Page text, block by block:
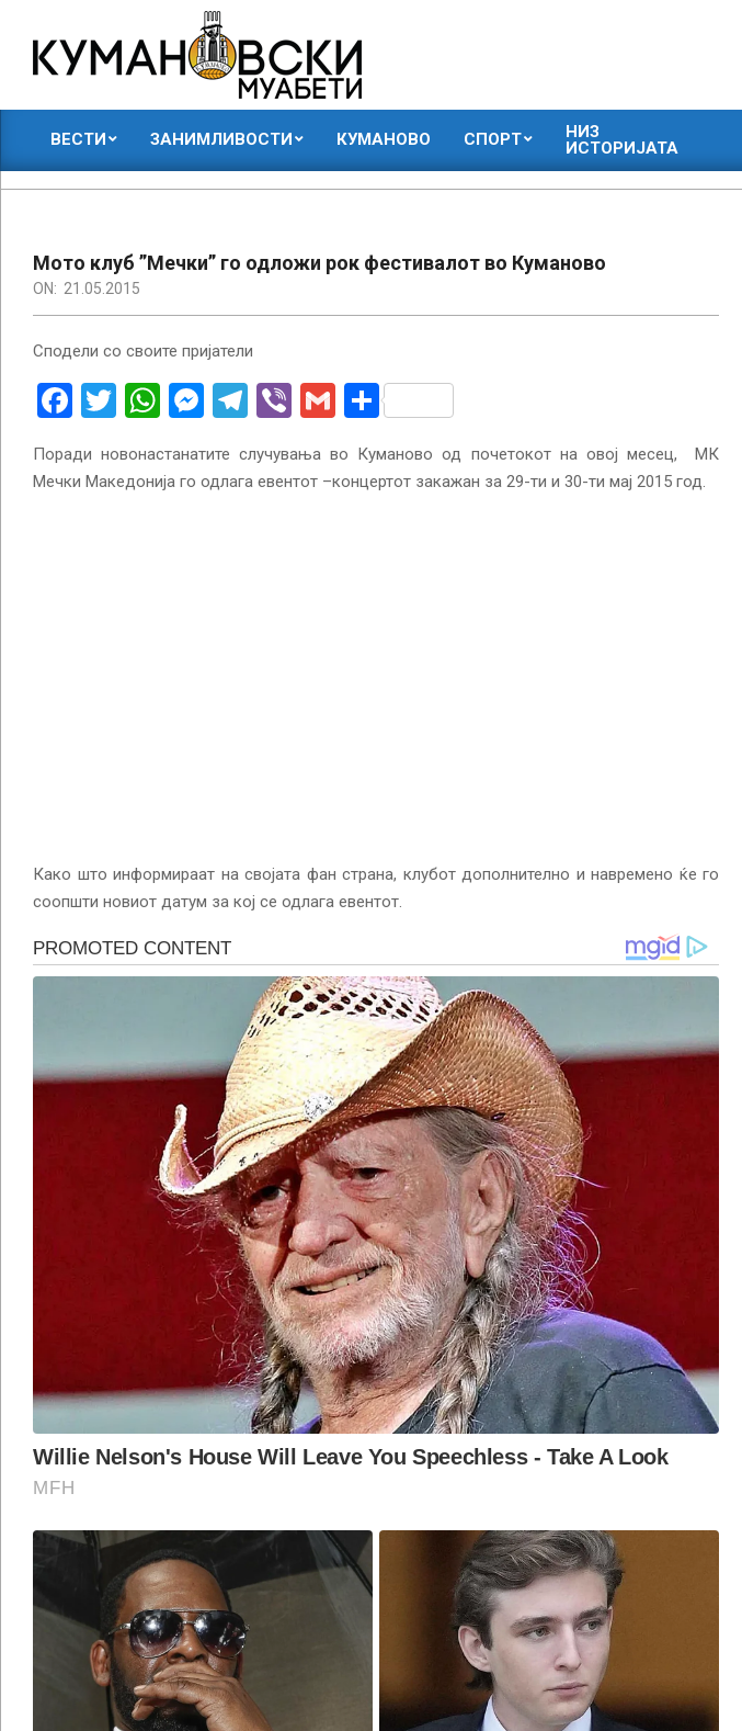
content
КУМАНОВСКИ
МУАБЕТИ
ВЕСТИ ЗАНИМЛИВОСТИ КУМАНОВО СПОРТ
НИЗ
ИСТОРИЈАТА
Мото клуб ”Мечки” го одложи рок фестивалот во Куманово
ON: 21.05.2015
Сподели со своите пријатели
Facebook
Twitter
WhatsApp
Messenger
Telegram
ViberGmailShare
Поради новонастанатите случувања во Куманово од почетокот на овој месец, МК
Мечки Македонија го одлага евентот –концертот закажан за 29-ти и 30-ти мај 2015 год.
Како што информираат на својата фан страна, клубот дополнително и навремено ќе го
соопшти новиот датум за кој се одлага евентот.